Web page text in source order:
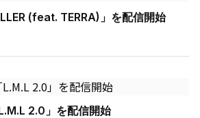
(feat. TERRA)」を配信開始
2.0」を配信開始